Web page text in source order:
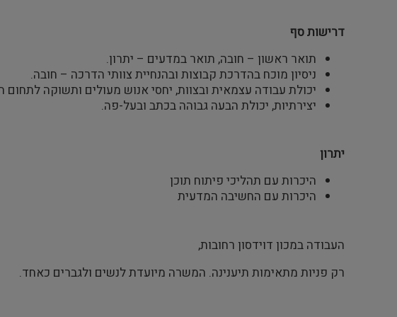
דרישות סף
תואר ראשון – חובה, תואר במדעים – יתרון.
ניסיון מוכח בהדרכת קבוצות ובהנחיית צוותי הדרכה – חובה.
יכולת עבודה עצמאית ובצוות, יחסי אנוש מעולים ותשוקה לתחום
יצירתיות, יכולת הבעה גבוהה בכתב ובעל-פה.
יתרון
היכרות עם תהליכי פיתוח תוכן
היכרות עם החשיבה המדעית
העבודה במכון דוידסון רחובות,
רק פניות מתאימות תיענינה. המשרה מיועדת לנשים ולגברים כאחד.